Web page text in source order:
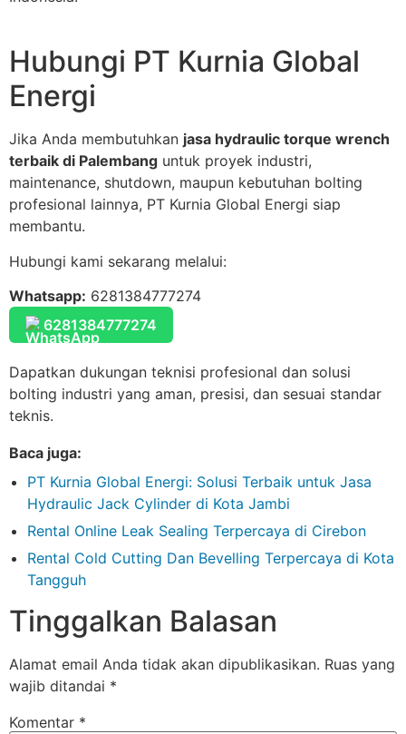
Hubungi PT Kurnia Global
Energi
Jika Anda membutuhkan jasa hydraulic torque wrench
terbaik di Palembang untuk proyek industri,
maintenance, shutdown, maupun kebutuhan bolting
profesional lainnya, PT Kurnia Global Energi siap
membantu.
Hubungi kami sekarang melalui:
Whatsapp: 6281384777274
6281384777274
Dapatkan dukungan teknisi profesional dan solusi
bolting industri yang aman, presisi, dan sesuai standar
teknis.
Baca juga:
PT Kurnia Global Energi: Solusi Terbaik untuk Jasa
Hydraulic Jack Cylinder di Kota Jambi
Rental Online Leak Sealing Terpercaya di Cirebon
Rental Cold Cutting Dan Bevelling Terpercaya di Kota
Tangguh
Tinggalkan Balasan
Alamat email Anda tidak akan dipublikasikan. Ruas yang
wajib ditandai *
Komentar *